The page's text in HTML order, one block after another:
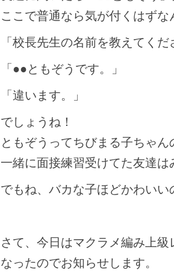
ここで普通なら気が付くはず
「校長先生の名前を教えてくだ
「●●ともぞうです。」
「違います。」
でしょうね！
ともぞうってちびまる子ちゃ
一緒に面接練習受けてた友達
でもね、バカな子ほどかわい
さて、今日はマクラメ編み上
なったのでお知らせします。